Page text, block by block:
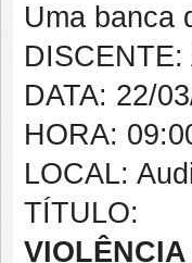
Uma banca
DATA: 22/
HORA:
LOCAL:
TÍTULO: